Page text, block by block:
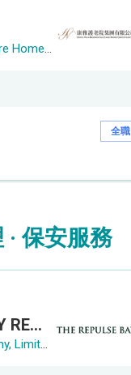
Hong Nga Residential Care Home Group Limited
全職
· 保安服務
THE REPULSE BAY RECRUITMENT DAY 淺水灣影灣園人才招聘會
The Repulse Bay Company, Limited